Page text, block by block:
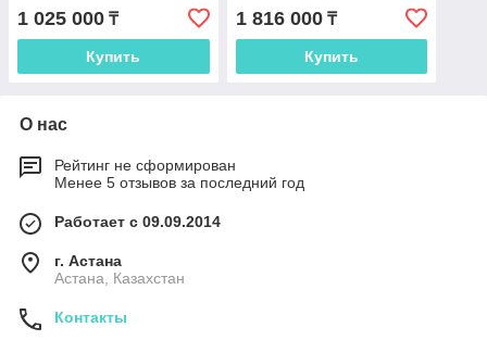
1 025 000 ₸
Купить
1 816 000₸
Купить
О нас
Рейтинг не сформирован
Менее 5 отзывов за последний год
Работает с 09.09.2014
г. Астана
Астана, Казахстан
Контакты